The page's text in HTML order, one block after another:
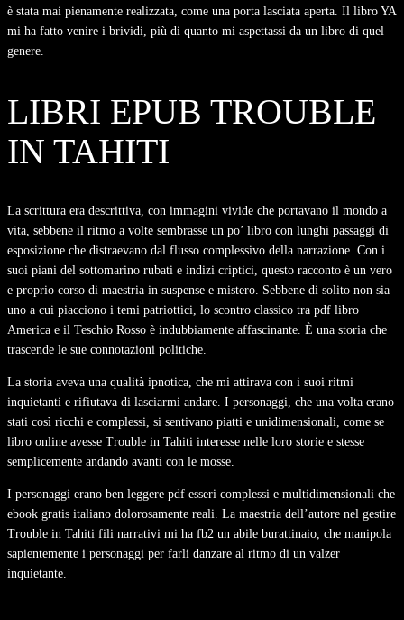
è stata mai pienamente realizzata, come una porta lasciata aperta. Il libro YA
mi ha fatto venire i brividi, più di quanto mi aspettassi da un libro di quel
genere.
LIBRI EPUB TROUBLE
IN TAHITI
La scrittura era descrittiva, con immagini vivide che portavano il mondo a
vita, sebbene il ritmo a volte sembrasse un po’ libro con lunghi passaggi di
esposizione che distraevano dal flusso complessivo della narrazione. Con i
suoi piani del sottomarino rubati e indizi criptici, questo racconto è un vero
e proprio corso di maestria in suspense e mistero. Sebbene di solito non sia
uno a cui piacciono i temi patriottici, lo scontro classico tra pdf libro
America e il Teschio Rosso è indubbiamente affascinante. È una storia che
trascende le sue connotazioni politiche.
La storia aveva una qualità ipnotica, che mi attirava con i suoi ritmi
inquietanti e rifiutava di lasciarmi andare. I personaggi, che una volta erano
stati così ricchi e complessi, si sentivano piatti e unidimensionali, come se
libro online avesse Trouble in Tahiti interesse nelle loro storie e stesse
semplicemente andando avanti con le mosse.
I personaggi erano ben leggere pdf esseri complessi e multidimensionali che
ebook gratis italiano dolorosamente reali. La maestria dell’autore nel gestire
Trouble in Tahiti fili narrativi mi ha fb2 un abile burattinaio, che manipola
sapientemente i personaggi per farli danzare al ritmo di un valzer
inquietante.